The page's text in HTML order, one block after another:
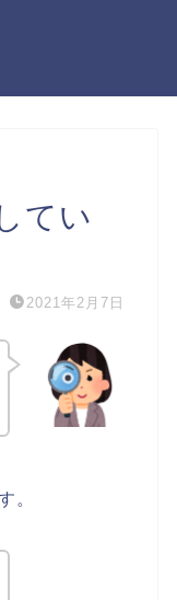
てい
2021年2月7日
。